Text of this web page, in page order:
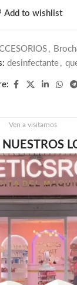
Add to wishlist
,
desinfectante ,
Ven a visitarnos